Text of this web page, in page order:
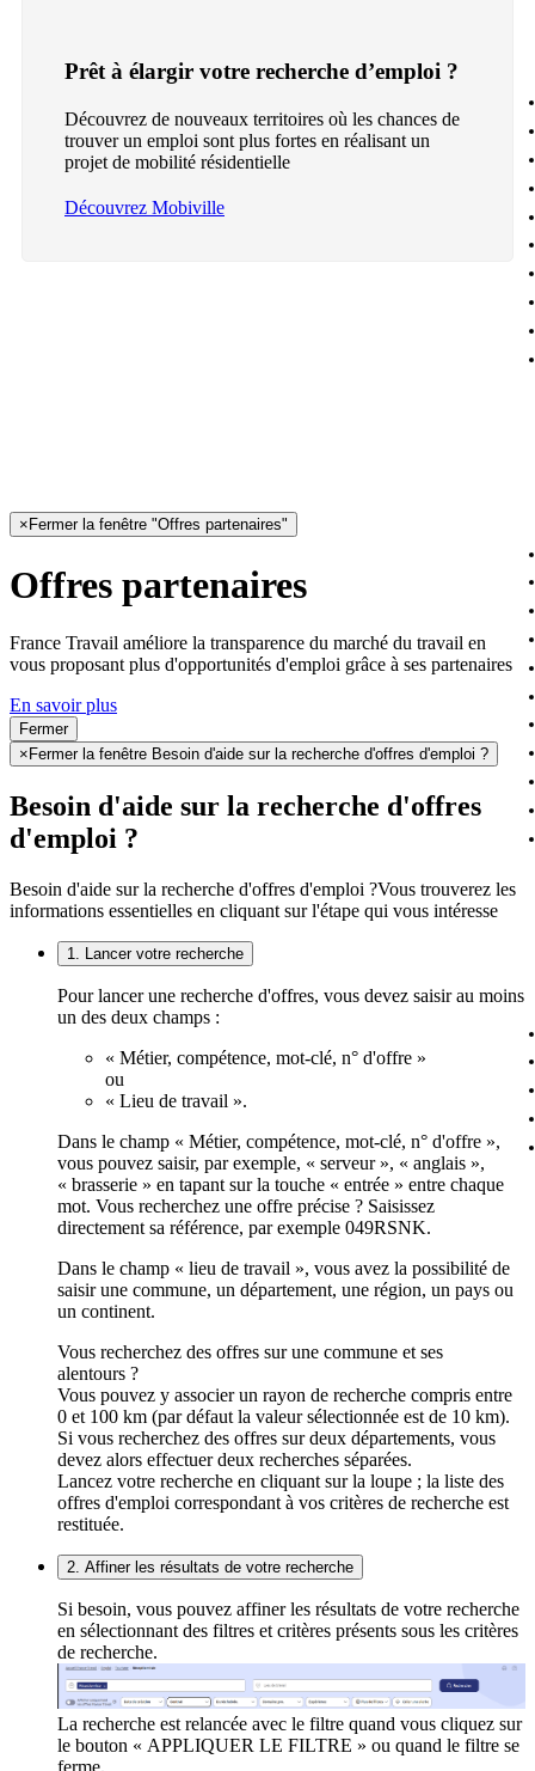
Prêt à élargir votre recherche d’emploi ?
Découvrez de nouveaux territoires où les chances de
trouver un emploi sont plus fortes en réalisant un
projet de mobilité résidentielle
Découvrez Mobiville
× Fermer la fenêtre "Offres partenaires"
Offres partenaires
France Travail améliore la transparence du marché du travail en
vous proposant plus d'opportunités d'emploi grâce à ses partenaires
En savoir plus
Fermer
× Fermer la fenêtre Besoin d'aide sur la recherche d'offres d'emploi ?
Besoin d'aide sur la recherche d'offres
d'emploi ?
Besoin d'aide sur la recherche d'offres d'emploi ?Vous trouverez les
informations essentielles en cliquant sur l'étape qui vous intéresse
1. Lancer votre recherche
Pour lancer une recherche d'offres, vous devez saisir au moins
un des deux champs :
« Métier, compétence, mot-clé, n° d'offre »
ou
« Lieu de travail ».
Dans le champ « Métier, compétence, mot-clé, n° d'offre »,
vous pouvez saisir, par exemple, « serveur », « anglais »,
« brasserie » en tapant sur la touche « entrée » entre chaque
mot. Vous recherchez une offre précise ? Saisissez
directement sa référence, par exemple 049RSNK.
Dans le champ « lieu de travail », vous avez la possibilité de
saisir une commune, un département, une région, un pays ou
un continent.
Vous recherchez des offres sur une commune et ses
alentours ?
Vous pouvez y associer un rayon de recherche compris entre
0 et 100 km (par défaut la valeur sélectionnée est de 10 km).
Si vous recherchez des offres sur deux départements, vous
devez alors effectuer deux recherches séparées.
Lancez votre recherche en cliquant sur la loupe ; la liste des
offres d'emploi correspondant à vos critères de recherche est
restituée.
2. Affiner les résultats de votre recherche
Si besoin, vous pouvez affiner les résultats de votre recherche
en sélectionnant des filtres et critères présents sous les critères
de recherche.
La recherche est relancée avec le filtre quand vous cliquez sur
le bouton « APPLIQUER LE FILTRE » ou quand le filtre se
ferme.